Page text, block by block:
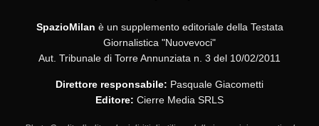
SpazioMilan è un supplemento editoriale della Testata
Giornalistica "Nuovevoci"
Aut. Tribunale di Torre Annunziata n. 3 del 10/02/2011
Direttore responsabile: Pasquale Giacometti
Editore: Cierre Media SRLS